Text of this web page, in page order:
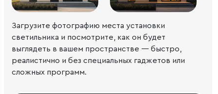
Загрузите фотографию места установки
светильника и посмотрите, как он будет
выглядеть в вашем пространстве — быстро,
реалистично и без специальных гаджетов или
сложных программ.